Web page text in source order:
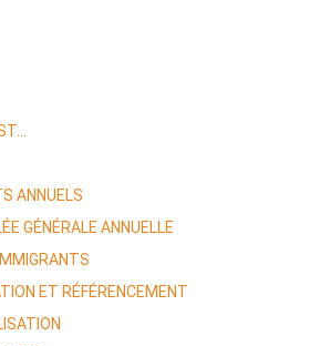
ANNUELS
GÉNÉRALE ANNUELLE
ET RÉFÉRENCEMENT